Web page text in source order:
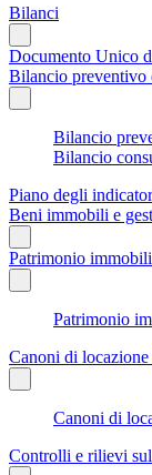
Bilanci
Documento Unico
Bilancio preventivo
Bilancio
Bilancio
Piano degli
Beni immobili e
Patrimonio
Patrimonio
Canoni di
Canoni di
Controlli e rilievi